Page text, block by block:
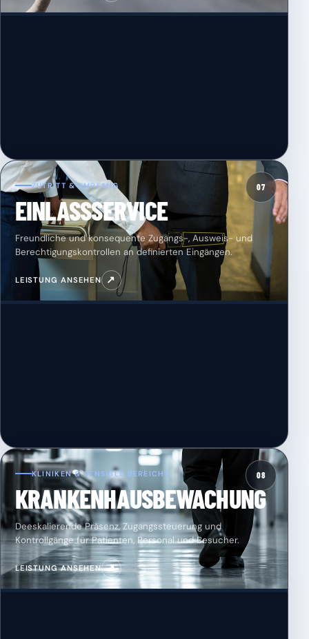
07
ZUTRITT & EMPFANG
EINLASSSERVICE
Freundliche und konsequente Zugangs-, Ausweis- und
Berechtigungskontrollen an definierten Eingängen.
LEISTUNG ANSEHEN ↗
08
KLINIKEN & SENSIBLE BEREICHE
KRANKENHAUSBEWACHUNG
Deeskalierende Präsenz, Zugangssteuerung und
Kontrollgänge für Patienten, Personal und Besucher.
LEISTUNG ANSEHEN ↗